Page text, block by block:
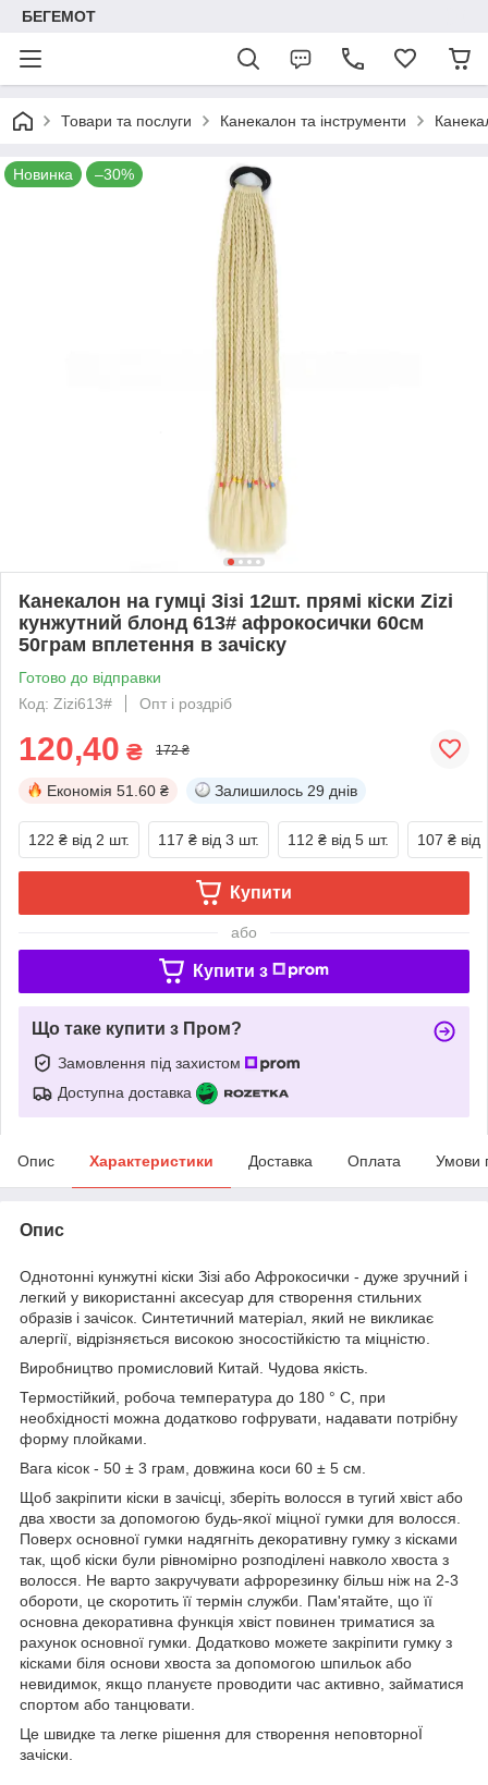
БЕГЕМОТ
Товари та послуги Канекалон та інструменти
Новинка –30%
Канекалон на гумці Зізі 12шт. прямі кіски Zizi
кунжутний блонд 613# афрокосички 60см
50грам вплетення в зачіску
Готово до відправки
Код: Zizi613#
Опт і роздріб
120,40 ₴ 172 ₴
Економія 51.60 ₴ Залишилось 29 днів
122 ₴ від 2 шт. 117 ₴ від 3 шт. 112 ₴ від 5 шт. 107 ₴ від
Купити
або
Купити з
Що таке купити з Пром?
Замовлення під захистом
Доступна доставка
Опис Характеристики Доставка Оплата Умови
Опис
Однотонні кунжутні кіски Зізі або Афрокосички - дуже зручний і
легкий у використанні аксесуар для створення стильних
образів і зачісок. Синтетичний матеріал, який не викликає
алергії, відрізняється високою зносостійкістю та міцністю.
Виробництво промисловий Китай. Чудова якість.
Термостійкий, робоча температура до 180 ° С, при
необхідності можна додатково гофрувати, надавати потрібну
форму плойками.
Вага кісок - 50 ± 3 грам, довжина коси 60 ± 5 см.
Щоб закріпити кіски в зачісці, зберіть волосся в тугий хвіст або
два хвости за допомогою будь-якої міцної гумки для волосся.
Поверх основної гумки надягніть декоративну гумку з кісками
так, щоб кіски були рівномірно розподілені навколо хвоста з
волосся. Не варто закручувати афрорезинку більш ніж на 2-3
обороти, це скоротить її термін служби. Пам'ятайте, що її
основна декоративна функція хвіст повинен триматися за
рахунок основної гумки. Додатково можете закріпити гумку з
кісками біля основи хвоста за допомогою шпильок або
невидимок, якщо плануєте проводити час активно, займатися
спортом або танцювати.
Це швидке та легке рішення для створення неповторноЇ
зачіски.